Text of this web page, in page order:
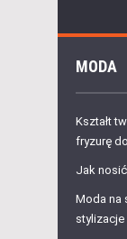
MODA
Kształt
fryzurę
Jak
Moda na
stylizacje